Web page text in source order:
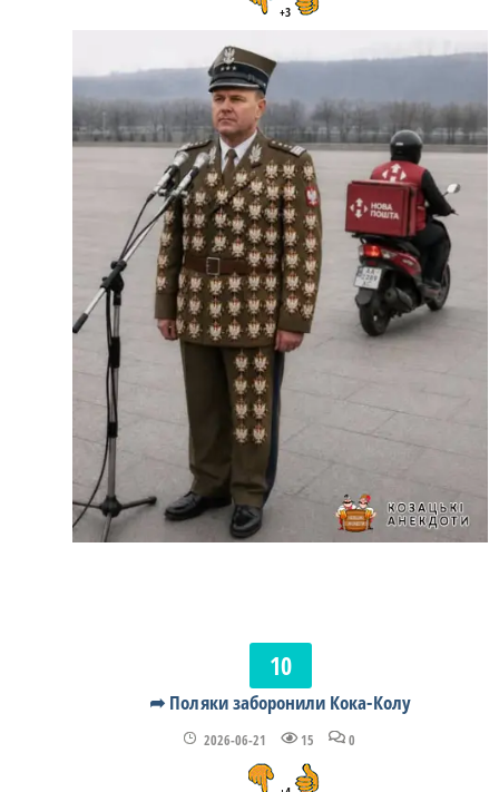
+3
➦ Поляки заборонили Кока-Колу
2026-06-21 15 0